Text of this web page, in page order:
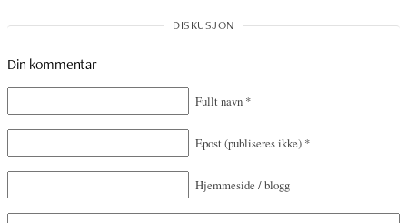
Din kommentar
Fullt navn *
Epost(publiseres ikke) *
Hjemmeside / blogg